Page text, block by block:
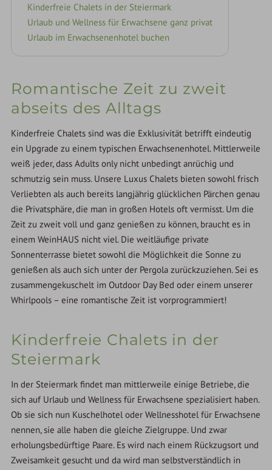
Kinderfreie Chalets in der Steiermark
Urlaub und Wellness für Erwachsene ganz privat
Urlaub im Erwachsenenhotel buchen
Romantische Zeit zu zweit
abseits des Alltags
Kinderfreie Chalets sind was die Exklusivität betrifft eindeutig
ein Upgrade zu einem typischen Erwachsenenhotel. Mittlerweile
weiß jeder, dass Adults only nicht unbedingt anrüchig und
schmutzig sein muss. Unsere Luxus Chalets bieten sowohl frisch
Verliebten als auch bereits langjährig glücklichen Pärchen genau
die Privatsphäre, die man in großen Hotels oft vermisst. Um die
Zeit zu zweit voll und ganz genießen zu können, braucht es in
einem WeinHAUS nicht viel. Die weitläufige private
Sonnenterrasse bietet sowohl die Möglichkeit die Sonne zu
genießen als auch sich unter der Pergola zurückzuziehen. Sei es
zusammengekuschelt im Outdoor Day Bed oder einem unserer
Whirlpools – eine romantische Zeit ist vorprogrammiert!
Kinderfreie Chalets in der
Steiermark
In der Steiermark findet man mittlerweile einige Betriebe, die
sich auf Urlaub und Wellness für Erwachsene spezialisiert haben.
Ob sie sich nun Kuschelhotel oder Wellnesshotel für Erwachsene
nennen, sie alle haben die gleiche Zielgruppe. Und zwar
erholungsbedürftige Paare. Es wird nach einem Rückzugsort und
Zweisamkeit gesucht und da wird man selbstverständlich in